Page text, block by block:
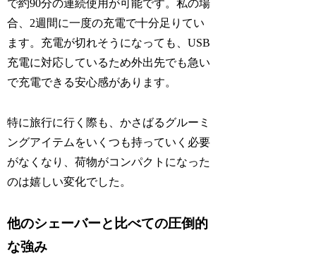
で約90分の連続使用が可能です。私の場
合、2週間に一度の充電で十分足りてい
ます。充電が切れそうになっても、USB
充電に対応しているため外出先でも急い
で充電できる安心感があります。
特に旅行に行く際も、かさばるグルーミ
ングアイテムをいくつも持っていく必要
がなくなり、荷物がコンパクトになった
のは嬉しい変化でした。
他のシェーバーと比べての圧倒的
な強み